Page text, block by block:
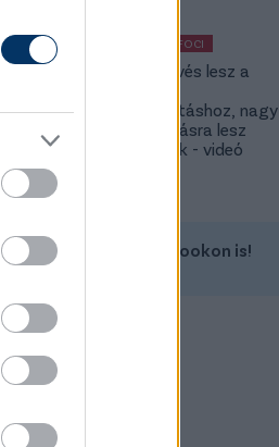
KÜLFÖLDI FOCI
KL: Ez kevés lesz a
továbbjutáshoz, nagy
feltámadásra lesz
szükségük - videó
Kövess minket a Facebookon is!